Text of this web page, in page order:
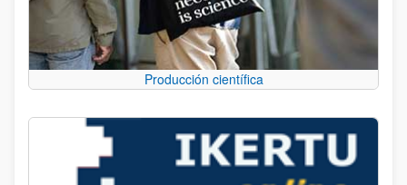
Producción científica